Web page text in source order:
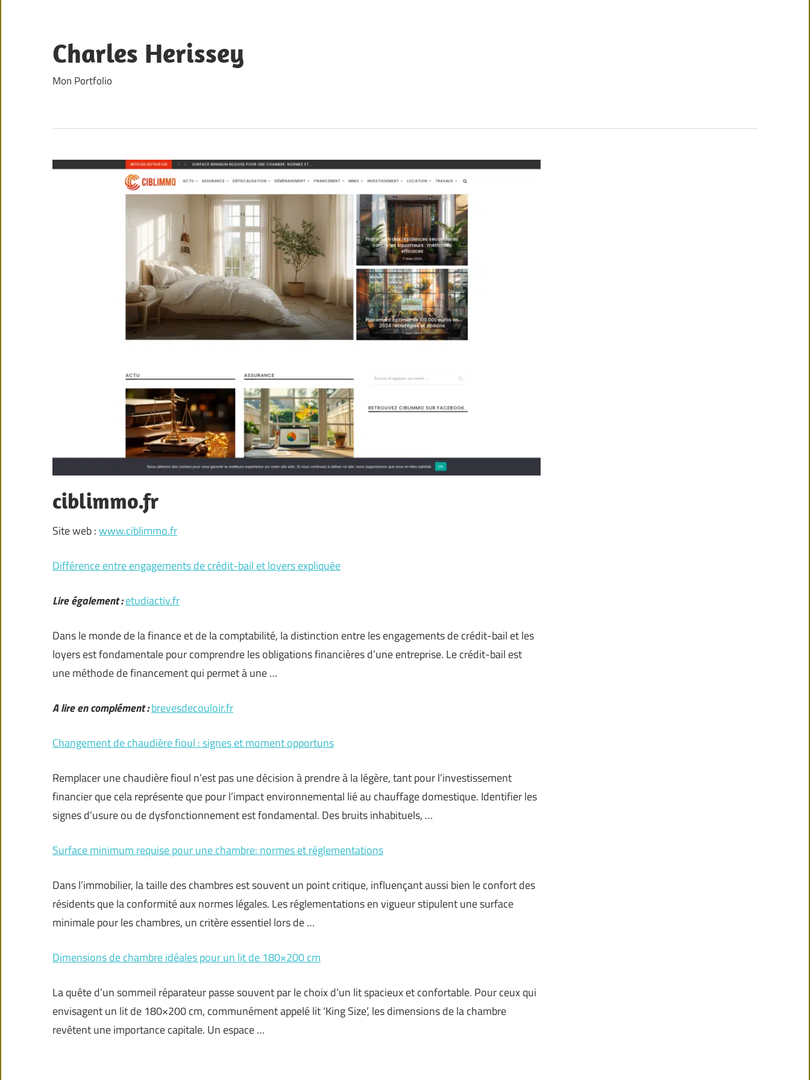
content
Charles Herissey
Mon Portfolio
ciblimmo.fr
Site web :www.ciblimmo.fr
Différence entre engagements de crédit-bail et loyers expliquée
Lire également :etudiactiv.fr
Dans le monde de la finance et de la comptabilité, la distinction entre les engagements de crédit-bail et les
loyers est fondamentale pour comprendre les obligations financières d’une entreprise. Le crédit-bail est
une méthode de financement qui permet à une …
A lire en complément :brevesdecouloir.fr
Changement de chaudière fioul : signes et moment opportuns
Remplacer une chaudière fioul n’est pas une décision à prendre à la légère, tant pour l’investissement
financier que cela représente que pour l’impact environnemental lié au chauffage domestique. Identifier les
signes d’usure ou de dysfonctionnement est fondamental. Des bruits inhabituels, …
Surface minimum requise pour une chambre: normes et réglementations
Dans l’immobilier, la taille des chambres est souvent un point critique, influençant aussi bien le confort des
résidents que la conformité aux normes légales. Les réglementations en vigueur stipulent une surface
minimale pour les chambres, un critère essentiel lors de …
Dimensions de chambre idéales pour un lit de 180×200 cm
La quête d’un sommeil réparateur passe souvent par le choix d’un lit spacieux et confortable. Pour ceux qui
envisagent un lit de 180×200 cm, communément appelé lit ‘King Size’, les dimensions de la chambre
revêtent une importance capitale. Un espace …